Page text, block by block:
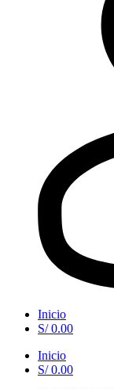
Inicio
S/0.00
Inicio
S/0.00